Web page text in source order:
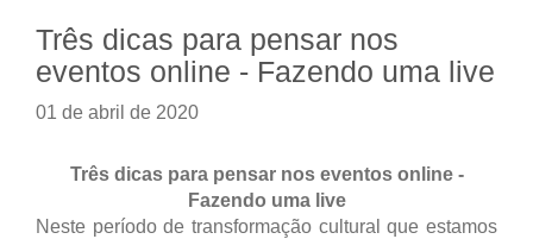
Três dicas para pensar nos
eventos online - Fazendo uma live
01 de abril de 2020
Três dicas para pensar nos eventos online -
Fazendo uma live
Neste período de transformação cultural que estamos